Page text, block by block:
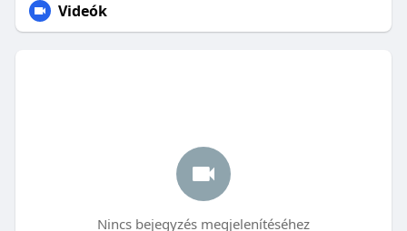
Videók
Nincs bejegyzés megjelenítéséhez